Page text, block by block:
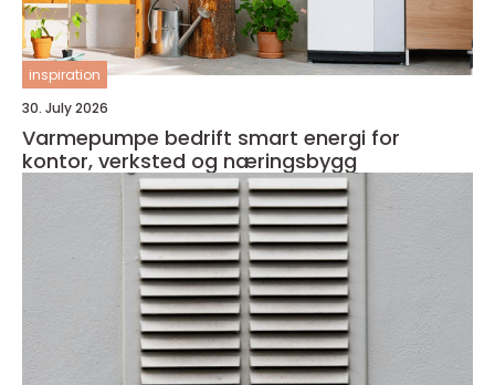
inspiration
30. July 2026
Varmepumpe bedrift smart energi for
kontor, verksted og næringsbygg